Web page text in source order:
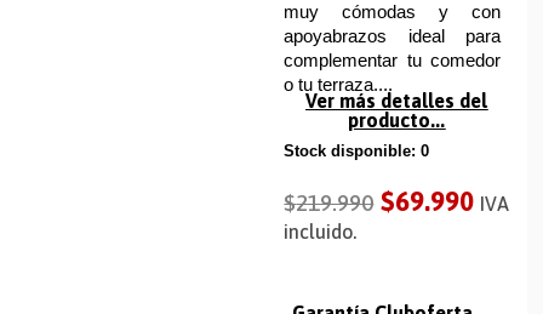
muy cómodas y con
apoyabrazos ideal para
complementar tu comedor
o tu terraza....
Ver más detalles del
producto...
Stock disponible: 0
$219.990 $69.990 IVA
incluido.